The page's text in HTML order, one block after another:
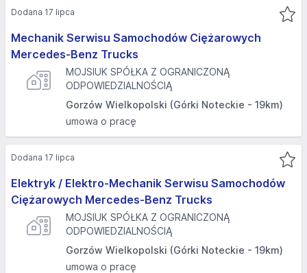
Mechanik Serwisu Samochodów Ciężarowych
Mercedes-Benz Trucks
MOJSIUK SPÓŁKA Z OGRANICZONĄ
ODPOWIEDZIALNOŚCIĄ
Gorzów Wielkopolski (Górki Noteckie - 19km)
umowa o pracę
Dodana 17 lipca
Elektryk / Elektro-Mechanik Serwisu Samochodów
Ciężarowych Mercedes-Benz Trucks
MOJSIUK SPÓŁKA Z OGRANICZONĄ
ODPOWIEDZIALNOŚCIĄ
Gorzów Wielkopolski (Górki Noteckie - 19km)
umowa o pracę
Dodana 17 lipca